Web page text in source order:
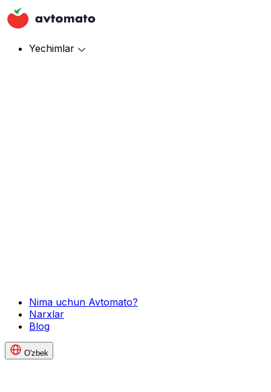
Yechimlar
Nima uchun Avtomato?
Narxlar
Blog
O'zbek